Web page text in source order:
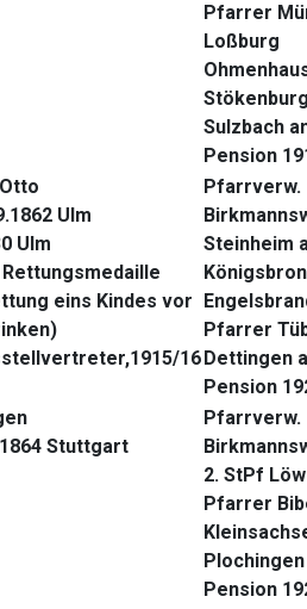
Pfarrer
Loßburg
Sulzbach
Pension
Ulm
Ulm
eins Kindes vor
16
Pfarrverw.
Steinheim
Pfarrer
Dettingen
Pension
Stuttgart
Pfarrverw.
2. StPf
Pfarrer
Pension